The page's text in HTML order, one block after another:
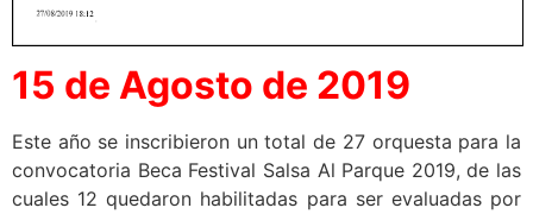
15 de Agosto de 2019
Este año se inscribieron un total de 27 orquesta para la
convocatoria Beca Festival Salsa Al Parque 2019, de las
cuales 12 quedaron habilitadas para ser evaluadas por